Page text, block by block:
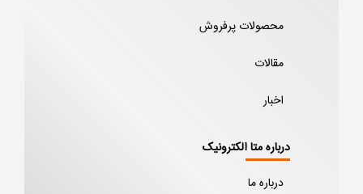
محصولات پرفروش
مقالات
اخبار
درباره متا الکترونیک
درباره ما